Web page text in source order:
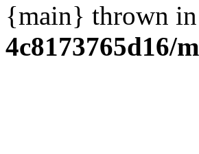
{main} thrown in
4c8173765d16/